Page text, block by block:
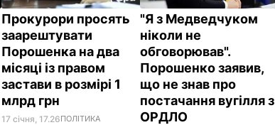
Прокурори просять
заарештувати
Порошенка на два
місяці із правом
застави в розмірі 1
млрд грн
17 січня, 17.26ПОЛІТИКА
"Я з Медведчуком
ніколи не
обговорював".
Порошенко заявив,
що не знав про
постачання вугілля з
ОРДЛО